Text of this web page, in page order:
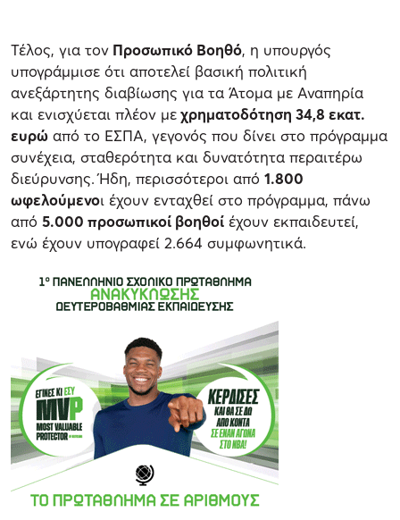
Τέλος, για τον Προσωπικό Βοηθό, η υπουργός
υπογράμμισε ότι αποτελεί βασική πολιτική
ανεξάρτητης διαβίωσης για τα Άτομα με Αναπηρία
και ενισχύεται πλέον μεχρηματοδότηση 34,8 εκατ.
ευρώ από το ΕΣΠΑ, γεγονός που δίνει στο πρόγραμμα
συνέχεια, σταθερότητα και δυνατότητα περαιτέρω
διεύρυνσης. Ήδη, περισσότεροι από 1.800
ωφελούμενοι έχουν ενταχθεί στο πρόγραμμα, πάνω
από 5.000 προσωπικοί βοηθοί έχουν εκπαιδευτεί,
ενώ έχουν υπογραφεί 2.664 συμφωνητικά.